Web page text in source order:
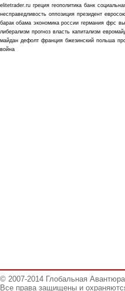
elitetrader.ru греция геополитика банк
несправедливость оппозиция президент
барак обама экономика россии германия фрс
либерализм прогноз власть капитализм
майдан дефолт франция бжезинский польша
война
© 2007-2014 Глобальная
Все права защищены и